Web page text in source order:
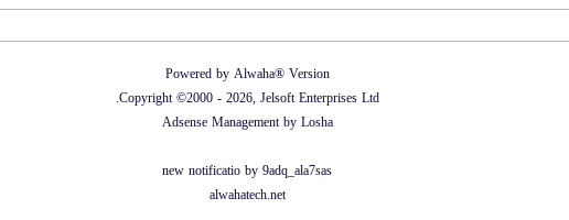
Powered by Alwaha® Version
Copyright ©2000 - 2026, Jelsoft Enterprises Ltd.
Adsense Management byLosha
new notificatio by9adq_ala7sas
alwahatech.net